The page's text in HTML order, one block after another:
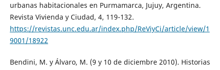
urbanas habitacionales en Purmamarca, Jujuy, Argentina.
Revista Vivienda y Ciudad, 4, 119-132.
https://revistas.unc.edu.ar/index.php/ReViyCi/article/view/1
9001/18922
Bendini, M. y Álvaro, M. (9 y 10 de diciembre 2010). Historias